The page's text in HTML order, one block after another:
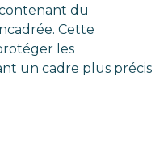
du
Cette
les
un cadre plus précis